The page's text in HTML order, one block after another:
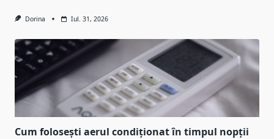
Dorina Iul. 31, 2026
Cum folosești aerul condiționat în timpul nopții